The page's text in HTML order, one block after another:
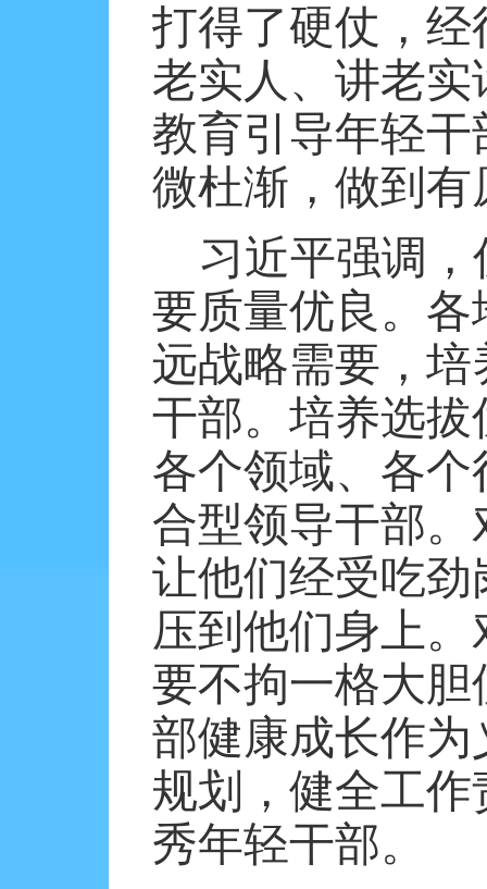
打得了硬仗，
老实人、讲老
教育引导年轻
微杜渐，做到
习近平强调
要质量优良。
远战略需要，
干部。培养选
各个领域、各
合型领导干部
让他们经受吃
压到他们身上
要不拘一格大
部健康成长作
规划，健全工
秀年轻干部。